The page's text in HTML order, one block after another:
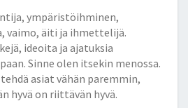
ympäristöihminen,
vaimo, äiti ja ihmettelijä.
ideoita ja ajatuksia
Sinne olen itsekin menossa.
asiat vähän paremmin,
hyvä on riittävän hyvä.